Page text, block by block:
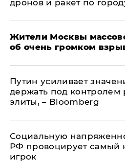
дронов и ракет по
Жители Москвы
об очень громком
Путин усиливает
держать под контролем
элиты, – Bloomberg
Социальную
РФ провоцирует самый
игрок